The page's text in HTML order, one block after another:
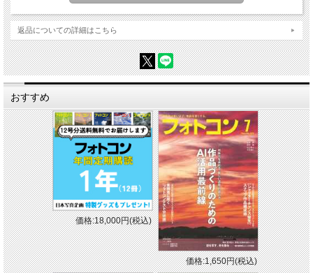
迫力も満点。キヤノンEOS R3の実力が気になっている人にとってはタイムリーな
記事になっています。
返品についての詳細はこちら
おすすめ
価格:18,000円(税込)
価格:1,650円(税込)